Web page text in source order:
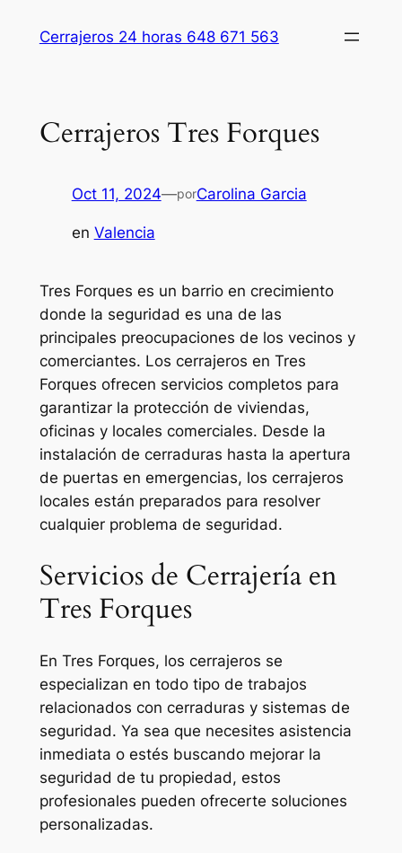
Cerrajeros 24 horas 648 671 563
Cerrajeros Tres Forques
Oct 11, 2024—porCarolina Garcia
en Valencia
Tres Forques es un barrio en crecimiento
donde la seguridad es una de las
principales preocupaciones de los vecinos y
comerciantes. Los cerrajeros en Tres
Forques ofrecen servicios completos para
garantizar la protección de viviendas,
oficinas y locales comerciales. Desde la
instalación de cerraduras hasta la apertura
de puertas en emergencias, los cerrajeros
locales están preparados para resolver
cualquier problema de seguridad.
Servicios de Cerrajería en
Tres Forques
En Tres Forques, los cerrajeros se
especializan en todo tipo de trabajos
relacionados con cerraduras y sistemas de
seguridad. Ya sea que necesites asistencia
inmediata o estés buscando mejorar la
seguridad de tu propiedad, estos
profesionales pueden ofrecerte soluciones
personalizadas.